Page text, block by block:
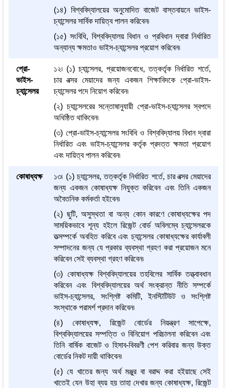
(১৪) বিশ্ববিদ্যালয়ের অনুমোদিত বাজেট বাস্তবায়নে ভাইস-
চ্যান্সেলর সার্বিক দায়িত্ব পালন করিবেন৷
(১৫) সংবিধি, বিশ্ববিদ্যালয় বিধান ও প্রবিধান দ্বারা নির্ধারিত
অন্যান্য ক্ষমতাও ভাইস-চ্যান্সেলর প্রয়োগ করিবেন৷
প্রো-
ভাইস-
চ্যান্সেলর
১২৷ (১) চ্যান্সেলর, প্রয়োজনবোধে, তত্কর্তৃক নির্ধারিত শর্তে,
চার বত্সর মেয়াদের জন্য একজন শিক্ষাবিদকে প্রো-ভাইস-
চ্যান্সেলর পদে নিয়োগ করিবেন৷
(২) চ্যান্সেলরের সন্তোষানুযায়ী প্রো-ভাইস-চ্যান্সেলর স্বপদে
অধিষ্ঠিত থাকিবেন৷
(৩) প্রো-ভাইস-চ্যান্সেলর সংবিধি ও বিশ্ববিদ্যালয় বিধান দ্বারা
নির্ধারিত এবং ভাইস-চ্যান্সেলর কর্তৃক প্রদত্ত ক্ষমতা প্রয়োগ
এবং দায়িত্ব পালন করিবেন৷
কোষাধ্যক্ষ
১৩৷ (১) চ্যান্সেলর, তত্কর্তৃক নির্ধারিত শর্তে, চার বত্সর মেয়াদের
জন্য একজন কোষাধ্যক্ষ নিযুক্ত করিবেন এবং তিনি একজন
অবৈতনিক কর্মকর্তা হইবেন৷
(২) ছুটি, অসুস্থতা বা অন্য কোন কারণে কোষাধ্যক্ষের পদ
সাময়িকভাবে শূন্য হইলে রিজেন্ট বোর্ড অবিলম্বে চ্যান্সেলরকে
তত্সম্পর্কে অবহিত করিবে এবং চ্যান্সেলর কোষাধ্যক্ষের কার্যাবলী
সম্পাদনের জন্য যে প্রকার ব্যবস্থা গ্রহণ করা প্রয়োজন মনে
করিবেন সেই ব্যবস্থা গ্রহণ করিবেন৷
(৩) কোষাধ্যক্ষ বিশ্ববিদ্যালয়ের তহবিলের সার্বিক তত্ত্বাবধান
করিবেন এবং বিশ্ববিদ্যালয়ের অর্থ সংক্রান্ত নীতি সম্পর্কে
ভাইস-চ্যান্সেলর, সংশ্লিষ্ট কমিটি, ইনস্টিটিউট ও সংশ্লিষ্ট
সংস্থাকে পরামর্শ প্রদান করিবেন৷
(৪) কোষাধ্যক্ষ, রিজেন্ট বোর্ডের নিয়ন্ত্রণ সাপেক্ষে,
বিশ্ববিদ্যালয়ের সম্পত্তি ও বিনিয়োগ পরিচালনা করিবেন এবং
তিনি বার্ষিক বাজেট ও হিসাব-বিবরণী পেশ করিবার জন্য উক্ত
বোর্ডের নিকট দায়ী থাকিবেন৷
(৫) যে খাতের জন্য অর্থ মঞ্জুর বা বরাদ্দ করা হইয়াছে সেই
খাতেই যেন উহা ব্যয় হয় তাহা দেখার জন্য কোষাধ্যক্ষ, রিজেন্ট